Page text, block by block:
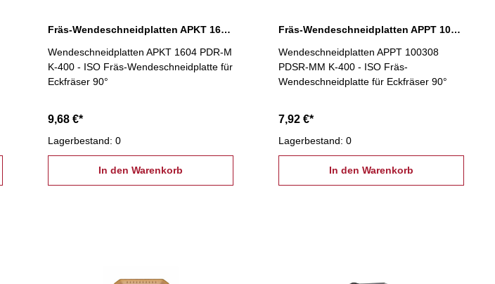
Fräs-Wendeschneidplatten APKT 1604 PDR-M K-400
Wendeschneidplatten APKT 1604 PDR-M
K-400 - ISO Fräs-Wendeschneidplatte für
Eckfräser 90°
9,68 €*
Lagerbestand: 0
In den Warenkorb
Fräs-Wendeschneidplatten APPT 100308 PDSR-MM K400
Wendeschneidplatten APPT 100308
PDSR-MM K-400 - ISO Fräs-
Wendeschneidplatte für Eckfräser 90°
7,92 €*
Lagerbestand: 0
In den Warenkorb